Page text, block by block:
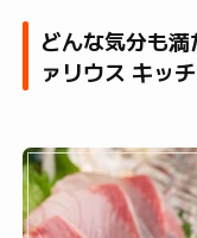
どんな気分も
ァリウス キッ